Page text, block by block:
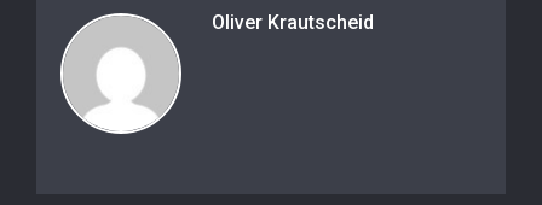
Oliver Krautscheid